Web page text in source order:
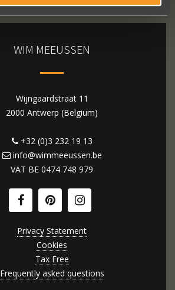
WIM MEEUSSEN
Wijngaardstraat 11
2000 Antwerp (Belgium)
+32 (0)3 232 19 13
info@wimmeeussen.be
VAT BE 0474 748 979
Privacy Statement
Cookies
Tax Free
Frequently asked questions